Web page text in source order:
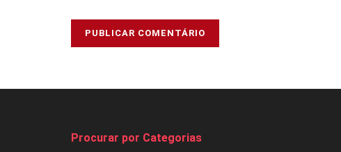
Procurar por Categorias